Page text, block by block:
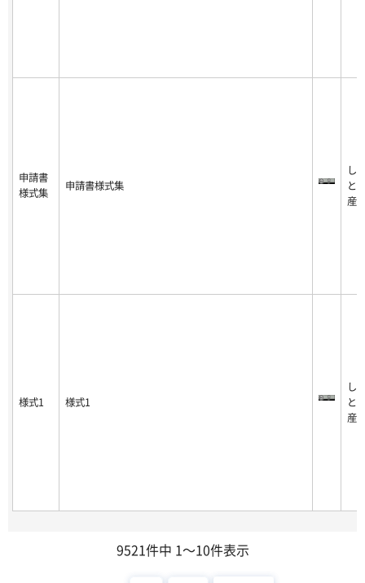
申請書
様式集
申請書様式集
し
と
産
様式1 様式1
し
と
産
9521件中 1～10件表示